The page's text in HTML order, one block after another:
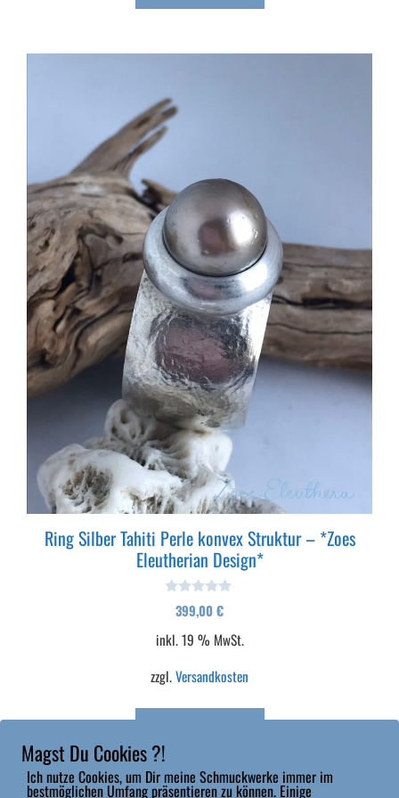
Ring Silber Tahiti Perle konvex Struktur – *Zoes
Eleutherian Design*
n
399,00€
inkl. 19 % MwSt.
zzgl.Versandkosten
Magst Du Cookies ?!
Ich nutze Cookies, um Dir meine Schmuckwerke immer im
bestmöglichen Umfang präsentieren zu können. Einige